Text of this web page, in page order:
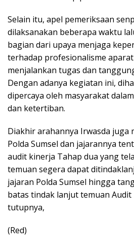
Selain itu, apel pemeriksaan
dilaksanakan beberapa waktu
bagian dari upaya menjaga
terhadap profesionalisme
menjalankan tugas dan
Dengan adanya kegiatan ini,
dipercaya oleh masyarakat
dan ketertiban.
Diakhir arahannya Irwasda juga
Polda Sumsel dan jajarannya
audit kinerja Tahap dua yang
temuan segera dapat
jajaran Polda Sumsel hingga
batas tindak lanjut temuan
tutupnya,
(Red)